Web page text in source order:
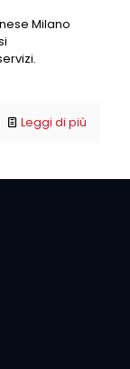
Milano
Leggi di più